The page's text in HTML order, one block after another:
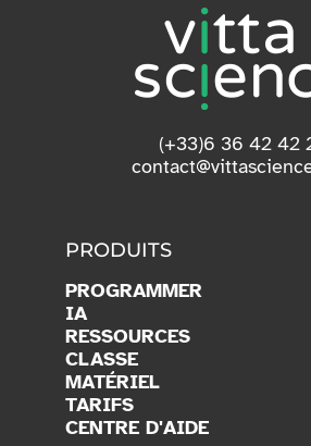
(+33)6 36 42 42
PRODUITS
PROGRAMMER
IA
RESSOURCES
CLASSE
MATÉRIEL
TARIFS
CENTRE D'AIDE